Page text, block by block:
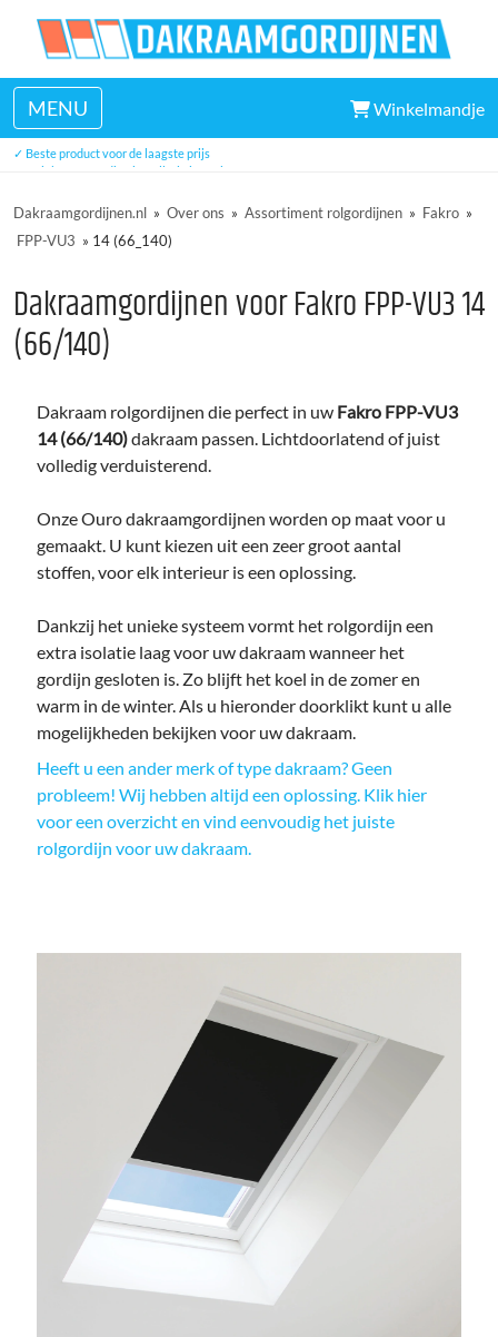
MENU Winkelmandje
✓ Veel uit voorraad leverbaar
✓ Beste product voor de laagste prijs
✓ Unieke eenvoudige installatie in 5 minuten
Dakraamgordijnen.nl » Over ons » Assortiment rolgordijnen » Fakro »
FPP-VU3 » 14 (66_140)
Dakraamgordijnen voor Fakro FPP-VU3 14
(66/140)
Dakraam rolgordijnen die perfect in uw Fakro FPP-VU3
14 (66/140)dakraam passen. Lichtdoorlatend of juist
volledig verduisterend.
Onze Ouro dakraamgordijnen worden op maat voor u
gemaakt. U kunt kiezen uit een zeer groot aantal
stoffen, voor elk interieur is een oplossing.
Dankzij het unieke systeem vormt het rolgordijn een
extra isolatie laag voor uw dakraam wanneer het
gordijn gesloten is. Zo blijft het koel in de zomer en
warm in de winter. Als u hieronder doorklikt kunt u alle
mogelijkheden bekijken voor uw dakraam.
Heeft u een ander merk of type dakraam? Geen
probleem! Wij hebben altijd een oplossing. Klik hier
voor een overzicht en vind eenvoudig het juiste
rolgordijn voor uw dakraam.